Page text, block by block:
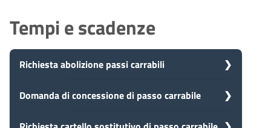
Tempi e scadenze
Richiesta abolizione passi carrabili
5 Presa in carico
richiesta, il comune avvia il
Domanda di concessione di passo carrabile